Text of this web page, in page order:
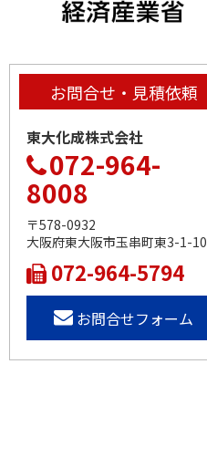
お問合せ・見積依頼
東大化成株式会社
072-964-
8008
〒578-0932
大阪府東大阪市玉串町東3-1-10
072-964-5794
お問合せフォーム